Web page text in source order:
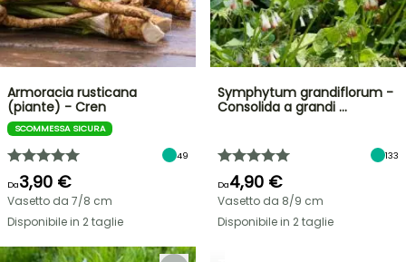
Armoracia rusticana
(piante) - Cren
SCOMMESSA SICURA
49
Da3,90 €
Vasetto da 7/8 cm
Disponibile in 2 taglie
Symphytum grandiflorum -
Consolida a grandi …
133
Da4,90 €
Vasetto da 8/9 cm
Disponibile in 2 taglie